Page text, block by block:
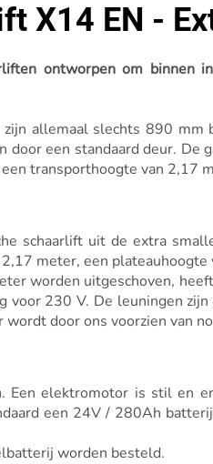
X14 EN -
ontworpen om binnen
allemaal slechts 890
door een standaard deur.
transporthoogte van 2,17
schaarlift uit de extra
meter, een
worden uitgeschoven,
voor 230 V. De leuningen
door ons voorzien van
Een elektromotor is stil en
een 24V / 280Ah
worden besteld.